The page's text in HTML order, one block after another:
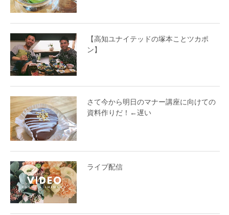
【高知ユナイテッドの塚本ことツカポ
ン】
さて今から明日のマナー講座に向けての
資料作りだ！←遅い
ライブ配信